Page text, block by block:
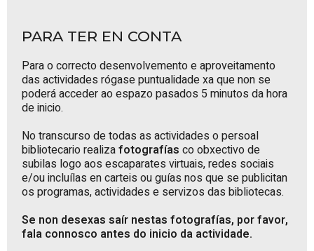
PARA TER EN CONTA
Para o correcto desenvolvemento e aproveitamento
das actividades rógase puntualidade xa que non se
poderá acceder ao espazo pasados 5 minutos da hora
de inicio.
No transcurso de todas as actividades o persoal
bibliotecario realizafotografías co obxectivo de
subilas logo aos escaparates virtuais, redes sociais
e/ou incluílas en carteis ou guías nos que se publicitan
os programas, actividades e servizos das bibliotecas.
Se non desexas saír nestas fotografías, por favor,
fala connosco antes do inicio da actividade.